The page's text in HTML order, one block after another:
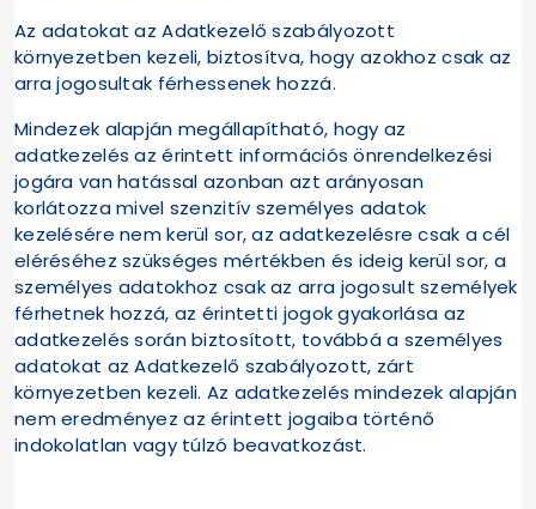
Az adatokat az Adatkezelő szabályozott
környezetben kezeli, biztosítva, hogy azokhoz csak az
arra jogosultak férhessenek hozzá.
Mindezek alapján megállapítható, hogy az
adatkezelés az érintett információs önrendelkezési
jogára van hatással azonban azt arányosan
korlátozza mivel szenzitív személyes adatok
kezelésére nem kerül sor, az adatkezelésre csak a cél
eléréséhez szükséges mértékben és ideig kerül sor, a
személyes adatokhoz csak az arra jogosult személyek
férhetnek hozzá, az érintetti jogok gyakorlása az
adatkezelés során biztosított, továbbá a személyes
adatokat az Adatkezelő szabályozott, zárt
környezetben kezeli. Az adatkezelés mindezek alapján
nem eredményez az érintett jogaiba történő
indokolatlan vagy túlzó beavatkozást.